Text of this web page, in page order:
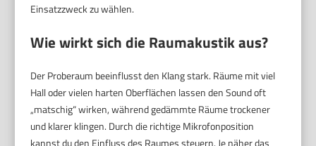
Einsatzzweck zu wählen.
Wie wirkt sich die Raumakustik aus?
Der Proberaum beeinflusst den Klang stark. Räume mit viel
Hall oder vielen harten Oberflächen lassen den Sound oft
„matschig“ wirken, während gedämmte Räume trockener
und klarer klingen. Durch die richtige Mikrofonposition
kannst du den Einfluss des Raumes steuern. Je näher das